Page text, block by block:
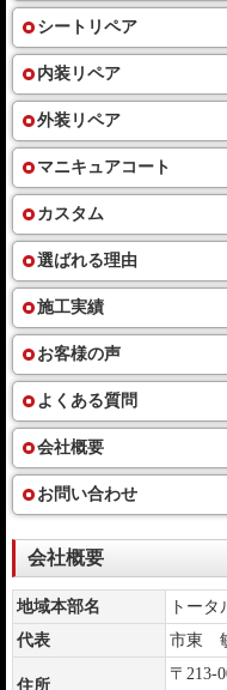
シートリペア
内装リペア
外装リペア
マニキュアコート
カスタム
選ばれる理由
施工実績
お客様の声
よくある質問
会社概要
お問い合わせ
会社概要
地域本部名
トー
代表
市東
住所
〒213-